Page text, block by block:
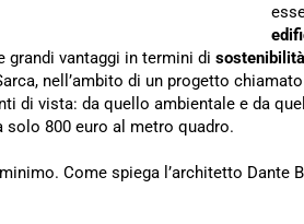
vantaggi in termini di
nell’ambito di un progetto
di vista: da quello ambientale e da
solo 800 euro al metro quadro.
Come spiega l’architetto Dante